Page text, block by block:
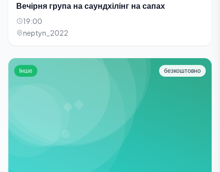
Вечірня група на саундхілінг на сапах
19:00
neptyn_2022
Інше безкоштовно